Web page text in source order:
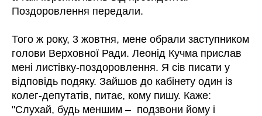
Поздоровлення передали.
Того ж року, 3 жовтня, мене обрали заступником
голови Верховної Ради. Леонід Кучма прислав
мені листівку-поздоровлення. Я сів писати у
відповідь подяку. Зайшов до кабінету один із
колег-депутатів, питає, кому пишу. Каже:
"Слухай, будь меншим – подзвони йому і